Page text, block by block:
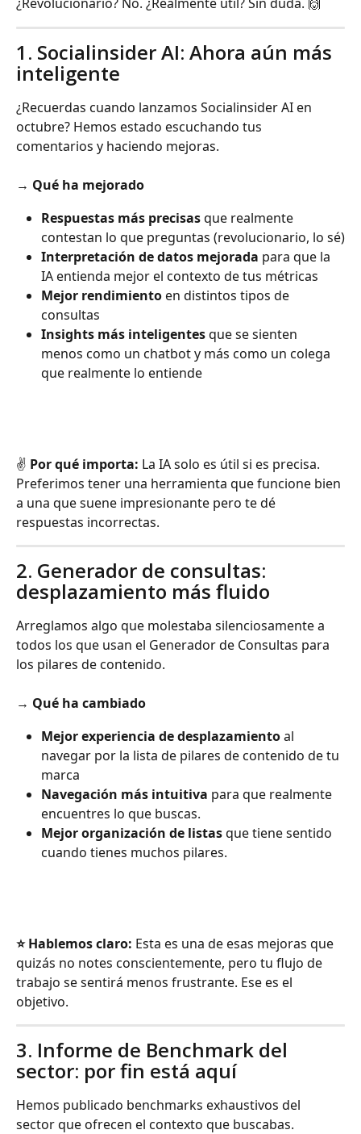
¿Revolucionario? No. ¿Realmente útil? Sin duda. 🙌
1. Socialinsider AI: Ahora aún más
inteligente
¿Recuerdas cuando lanzamos Socialinsider AI en
octubre? Hemos estado escuchando tus
comentarios y haciendo mejoras.
→ Qué ha mejorado
Respuestas más precisas que realmente
contestan lo que preguntas (revolucionario, lo sé)
Interpretación de datos mejorada para que la
IA entienda mejor el contexto de tus métricas
Mejor rendimiento en distintos tipos de
consultas
Insights más inteligentes que se sienten
menos como un chatbot y más como un colega
que realmente lo entiende
✌️ Por qué importa: La IA solo es útil si es precisa.
Preferimos tener una herramienta que funcione bien
a una que suene impresionante pero te dé
respuestas incorrectas.
2. Generador de consultas:
desplazamiento más fluido
Arreglamos algo que molestaba silenciosamente a
todos los que usan el Generador de Consultas para
los pilares de contenido.
→ Qué ha cambiado
Mejor experiencia de desplazamiento al
navegar por la lista de pilares de contenido de tu
marca
Navegación más intuitiva para que realmente
encuentres lo que buscas.
Mejor organización de listas que tiene sentido
cuando tienes muchos pilares.
⭐️ Hablemos claro: Esta es una de esas mejoras que
quizás no notes conscientemente, pero tu flujo de
trabajo se sentirá menos frustrante. Ese es el
objetivo.
3. Informe de Benchmark del
sector: por fin está aquí
Hemos publicado benchmarks exhaustivos del
sector que ofrecen el contexto que buscabas.